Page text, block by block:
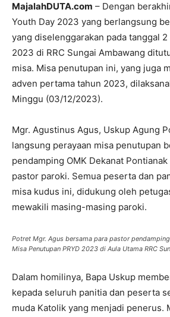
MajalahDUTA.com – Dengan
Youth Day 2023 yang berlangsung
yang diselenggarakan pada tanggal
2023 di RRC Sungai Ambawang
misa. Misa penutupan ini, yang juga
adven pertama tahun 2023,
Minggu (03/12/2023).
Mgr. Agustinus Agus, Uskup Agung
langsung perayaan misa penutupan
pendamping OMK Dekanat
pastor paroki. Semua peserta dan
misa kudus ini, didukung oleh
mewakili masing-masing paroki.
Potret Mgr. Agus bersama para pastor
Misa Penutupan PRYD 2023 di Aula Utama RRC
Dalam homilinya, Bapa Uskup
kepada seluruh panitia dan peserta
muda Katolik yang menjadi penerus.